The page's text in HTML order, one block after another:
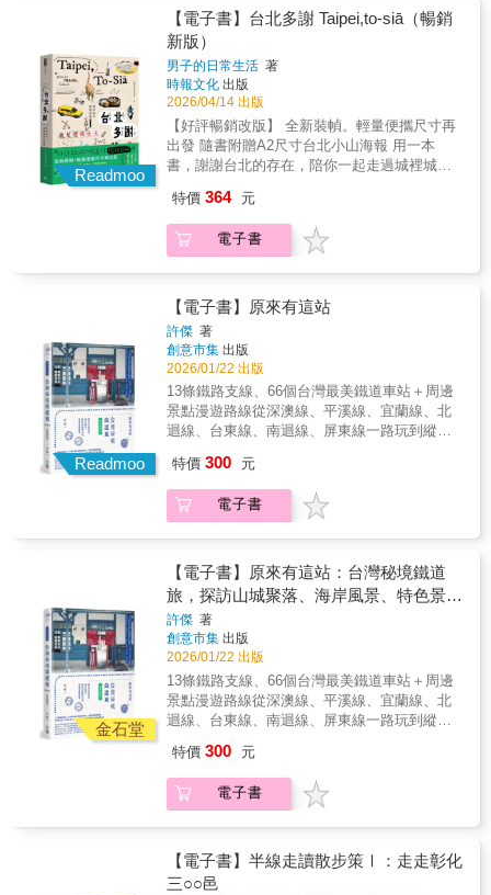
喜愛的遊逛路線，本書以清楚的分區方式，集
結當中的人氣景點，隨意挑選一條路線出發，
就能循景點踩逛前進，玩懂臺南的精華區域。
【附錄／嚴選臺南散策路徑】羅列書中介紹的
特色店家，出發前可作為「路線索引規劃
表」，旅行中可當作「臺南踩點達標紀錄
表」，打造你的專屬臺南走逛回憶筆記。本書
特色傳統v.s顛覆讓人玩不膩的臺南！[府城食
飲：臺南風味，讓你停不了口]從臺南式早餐充
滿朝氣地展開體驗，一路悠哉吃到臺南人最愛
的午後點心時光、逛百年菜市場、納涼式餐
飲，跟著在地人隨興品嘗心頭好的那一攤一
味，幾乎化身臺南居民一日生活系列。[職人手
弄、以及隱身其中散發藝匠氣質的工作室，新
舊融合建築，配合體驗空間的美學，遊逛其
中，全身都沾染濃厚文藝氣息。[建築巡禮：古
巷新味，驚豔傳統閃耀]列選孔廟、美術館、國
家美術館、赤崁樓、鴨母寮市場、神農街、臺
南大學、安平老街、漁光島等，最受歡迎的逛
街周區，跟著作者設計的「遊逛重點」、「作
【體驗Focus】篇章中，了解經典景點的深入介
城市，儲備療癒能量]綠植已成為現代人最新療
癒潮物，但在臺南則有更強大的展現，將綠植
融入餐廳、咖啡館、麵包烘焙店中，哪裡有綠
植、哪裡就有療癒。[草藥茶食：天然藥草，吹
起在地養生]漢方餐飲、漢方蜜餞、草本茶飲
等，傳統養生的中草藥，在臺南走出一條自然
系養生新路線。[異國情調：世界好友，攜手推
出新菜]法國、香港、古巴、土耳其、越南、泰
式、印度，世界各地愛上臺南的新移民，激發
出異文化餐飲，讓臺南的餐所體驗，顛覆無極
限。
動人故事。
一幅幅動人的日常畫面，讓你忍不住想要一探
究竟這座迷人的城。 從人、從生活的氣息、從
有溫度的場域，陪你一起感受台北。 藉著獨特
的視角，溫情的筆觸，捕捉盆地裡外的風景，
組織成一本可以反覆咀嚼回味的台北現場。台
灣人，會重新認識這個總是創造驚喜的都會。
異鄉人，會愛上這座處處都值得玩味的城市。
距離初版上市的時間，我們一起翻過疫情的高
峰，迎來開放的新世界，台北這座城也悄悄地
蛻變，有點店家選擇暫時休息，有些店家搬
好，增減刪補，完成了「台北多謝2.0」。 男子
們試著從他們生長的起點-台北，用他們的眼
光，分享台北，用台北的美，向世界發聲。這
的旅遊書，會在書裡找到自己期待的去處，或
是感動的生活畫面，因為這些，都來自台北這
座美麗的城市。 【本書特色】 》以大量的城市
風景畫面構成，輔以親身推薦的介紹文字，包
括店家景點基本情報，以區域分類，讓旅人可
以隨著書中的安排，提前預習台北不同區域的
魅力。 》以畫面為主要素構成的旅遊書，不分
象和訊息，內文也以中英雙語呈現，讓更多外
籍旅人方便使用。 》改版將開本縮小成方便旅
行攜帶的尺寸，不會成為隨身行囊的負擔，隨
Readmoo
【電子書】台北多謝 Taipei,to-siā（暢銷
新版）
男子的日常生活 著
時報文化 出版
2026/04/14 出版
【好評暢銷改版】 全新裝幀。輕量便攜尺寸再
出發 隨書附贈A2尺寸台北小山海報 用一本
書，謝謝台北的存在，陪你一起走過城裡城
&hellip;&hellip;超過50個精選據點，不一樣的台
北就在眼前。 音樂祭、爬山、花藝體驗、夜
市......6個在地日常旅行提案，完美詮釋旅行即
一幅幅動人的日常畫面，讓你忍不住想要一探
究竟這座迷人的城。 從人、從生活的氣息、從
有溫度的場域，陪你一起感受台北。 藉著獨特
的視角，溫情的筆觸，捕捉盆地裡外的風景，
組織成一本可以反覆咀嚼回味的台北現場。台
灣人，會重新認識這個總是創造驚喜的都會。
異鄉人，會愛上這座處處都值得玩味的城市。
距離初版上市的時間，我們一起翻過疫情的高
峰，迎來開放的新世界，台北這座城也悄悄地
遷，於是男子們重新上路，悉心整理這些心頭
好，增減刪補，完成了「台北多謝2.0」。 男子
們試著從他們生長的起點-台北，用他們的眼
光，分享台北，用台北的美，向世界發聲。這
是一本無論國籍、年齡、性別都能隨意地翻閱
的旅遊書，會在書裡找到自己期待的去處，或
是感動的生活畫面，因為這些，都來自台北這
座美麗的城市。 【本書特色】 》以大量的城市
風景畫面構成，輔以親身推薦的介紹文字，包
括店家景點基本情報，以區域分類，讓旅人可
以隨著書中的安排，提前預習台北不同區域的
魅力。 》以畫面為主要素構成的旅遊書，不分
象和訊息，內文也以中英雙語呈現，讓更多外
籍旅人方便使用。 》改版將開本縮小成方便旅
行攜帶的尺寸，不會成為隨身行囊的負擔，隨
特價 364 元
電子書
Readmoo
【電子書】原來有這站
許傑 著
創意市集 出版
2026/01/22 出版
13條鐵路支線、66個台灣最美鐵道車站＋周邊
景點漫遊路線從深澳線、平溪線、宜蘭線、北
迴線、台東線、南迴線、屏東線一路玩到縱貫
原來，在台灣也有這些美麗的秘境小站能帶你
感受日式風情、在地小鎮之美，帶回旅行中最
有溫度的感動不一樣的台灣鐵道旅行，就從
以及能聽見基隆河潺潺流水的候車室，讓這全
台唯一無法開車到達的小站奇特環境，站如其
名，展現原意為令人流連忘返的「聖地牙哥」
之美▍到花蓮富里造訪花東縱谷產米大鎮，一
探以「大地的穀倉」全新姿態登場的富里車
站……▍到台東太麻里被譽為台灣最美的多良
車站，飽覽一望無遺的海景，感受時間彷彿暫
停的寧靜……▍到苗栗大山，探索檜木建造的
日風老車站，木造結構樑柱、灰白夯土牆，小
圓窗裡透進的光塵，訴說著時間的歲月感……
再次搭上火車，各站停靠，重訪記憶中或者從
未探訪過的車站；有些活在青春記憶裡的車站
面貌悄悄改變了，有些車站變得新穎、有的則
地圖上默默消失。隨著台鐵車站捷運化、系統
重新編制，本書全新收錄66個台鐵車站，不論
特價 300 元
電子書
金石堂
【電子書】原來有這站：台灣秘境鐵道
旅，探訪山城聚落、海岸風景、特色景點
的火車深度漫遊提案
許傑 著
創意市集 出版
2026/01/22 出版
13條鐵路支線、66個台灣最美鐵道車站＋周邊
景點漫遊路線從深澳線、平溪線、宜蘭線、北
迴線、台東線、南迴線、屏東線一路玩到縱貫
原來，在台灣也有這些美麗的秘境小站能帶你
感受日式風情、在地小鎮之美，帶回旅行中最
有溫度的感動不一樣的台灣鐵道旅行，就從
以及能聽見基隆河潺潺流水的候車室，讓這全
台唯一無法開車到達的小站奇特環境，站如其
特價 300 元
電子書
【電子書】半線走讀散步策Ⅰ：走走彰化
三○○邑